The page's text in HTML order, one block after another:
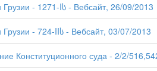
Грузии - 1271-Iს - Вебсайт, 26/09/2013
Грузии - 724-IIს - Вебсайт, 03/07/2013
Конституционного суда - 2/2/